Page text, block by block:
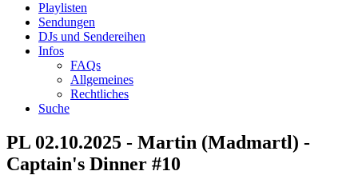
Playlisten
Sendungen
DJs und Sendereihen
Infos
FAQs
Allgemeines
Rechtliches
Suche
PL 02.10.2025 - Martin (Madmartl) -
Captain's Dinner #10